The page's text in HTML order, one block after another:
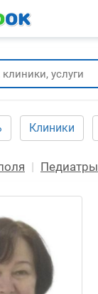
Клиники
Педиатры